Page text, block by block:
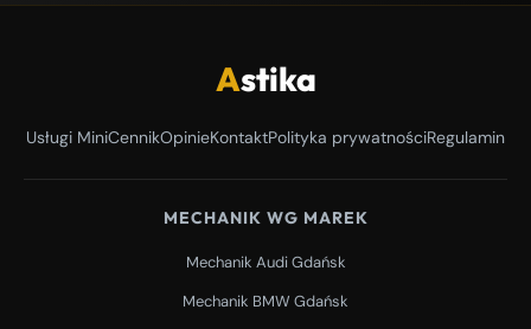
Astika
Usługi MiniCennikOpinieKontaktPolityka prywatnościRegulamin
MECHANIK WG MAREK
Mechanik Audi Gdańsk
Mechanik BMW Gdańsk